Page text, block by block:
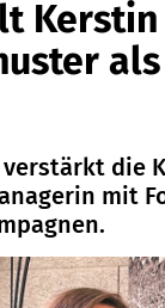
Kerstin
verstärkt die
mit